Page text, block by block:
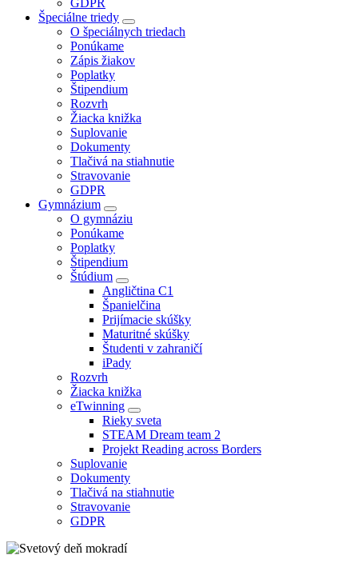
Špeciálne triedy
O špeciálnych triedach
Ponúkame
Zápis žiakov
Poplatky
Štipendium
Rozvrh
Žiacka knižka
Suplovanie
Dokumenty
Tlačivá na stiahnutie
Stravovanie
GDPR
Gymnázium
O gymnáziu
Ponúkame
Poplatky
Štipendium
Štúdium
Angličtina C1
Španielčina
Prijímacie skúšky
Maturitné skúšky
Študenti v zahraničí
iPady
Rozvrh
Žiacka knižka
eTwinning
Rieky sveta
STEAM Dream team 2
Projekt Reading across Borders
Suplovanie
Dokumenty
Tlačivá na stiahnutie
Stravovanie
GDPR